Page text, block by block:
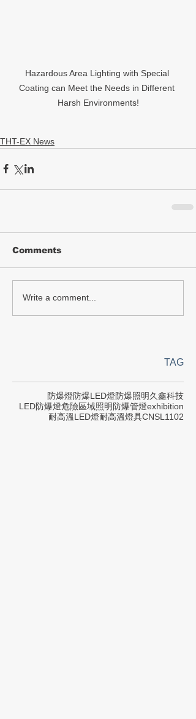
Hazardous Area Lighting with Special
Coating can Meet the Needs in Different
Harsh Environments!
THT-EX News
Comments
Write a comment...
TAG
防爆燈防爆LED燈防爆照明久鑫科技
LED防爆燈危險區域照明防爆管燈exhibition
耐高溫LED燈耐高溫燈具CNSL1102